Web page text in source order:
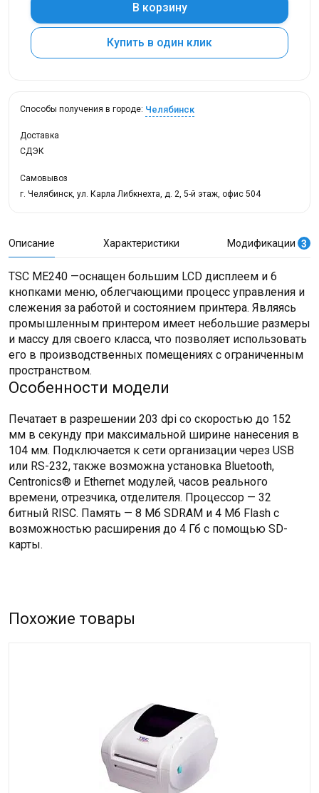
В корзину
Купить в один клик
Способы получения в городе: Челябинск
Доставка
СДЭК
Самовывоз
г. Челябинск, ул. Карла Либкнехта, д. 2, 5-й этаж, офис 504
Описание Характеристики Модификации 3
TSC ME240 —оснащен большим LCD дисплеем и 6
кнопками меню, облегчающими процесс управления и
слежения за работой и состоянием принтера. Являясь
промышленным принтером имеет небольшие размеры
и массу для своего класса, что позволяет использовать
его в производственных помещениях с ограниченным
пространством.
Особенности модели
Печатает в разрешении 203 dpi со скоростью до 152
мм в секунду при максимальной ширине нанесения в
104 мм. Подключается к сети организации через USB
или RS-232, также возможна установка Bluetooth,
Centronics® и Ethernet модулей, часов реального
времени, отрезчика, отделителя. Процессор — 32
битный RISC. Память — 8 Мб SDRAM и 4 Мб Flash с
возможностью расширения до 4 Гб с помощью SD-
карты.
Похожие товары